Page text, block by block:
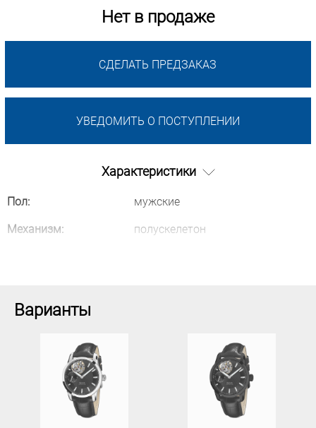
Нет в продаже
УВЕДОМИТЬ О ПОСТУПЛЕНИИ
СДЕЛАТЬ ПРЕДЗАКАЗ
Характеристики
Пол: мужские
Механизм: полускелетон
Варианты